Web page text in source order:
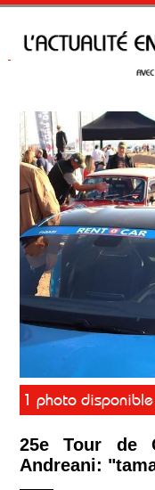
1 photo disponible
25e Tour de
Andreani: